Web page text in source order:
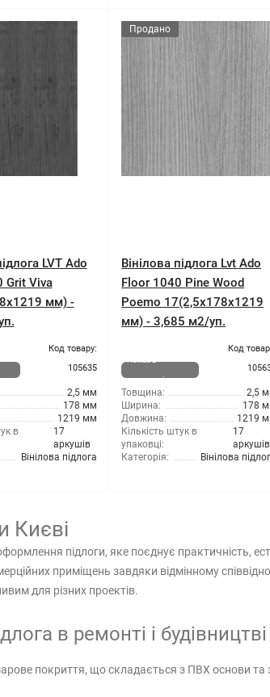
LVT Ado
Grit Viva
мм) -
Код товару:
105635
2,5 мм
178 мм
1219 мм
в
17
аркушів
Вінілова підлога
Продано
Вінілова підлога Lvt Ado
Floor 1040 Pine Wood
Poemo 17(2,5x178x1219
мм) - 3,685 м2/уп.
Немає в
наявності
Код
Товщина:
2,5
Ширина:
178
Довжина:
1219
Кількість штук в
упаковці:
17
аркушів
Категорія:
Вінілова
Києві
підлоги, яке поєднує практичність,
приміщень завдяки відмінному
для різних проектів.
в ремонті і будівництві
покриття, що складається з ПВХ основи